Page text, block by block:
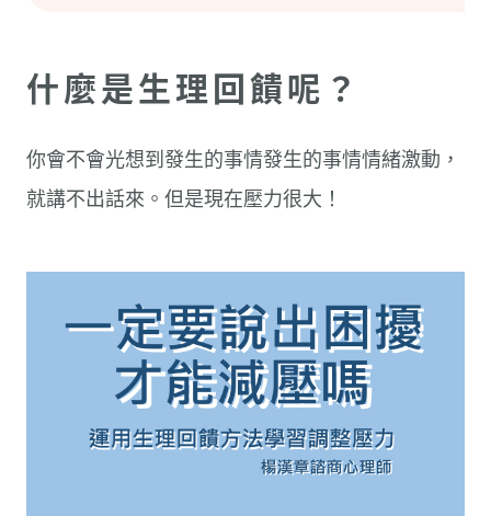
什麼是生理回饋呢？
你會不會光想到發生的事情發生的事情情緒激動，
就講不出話來。但是現在壓力很大！